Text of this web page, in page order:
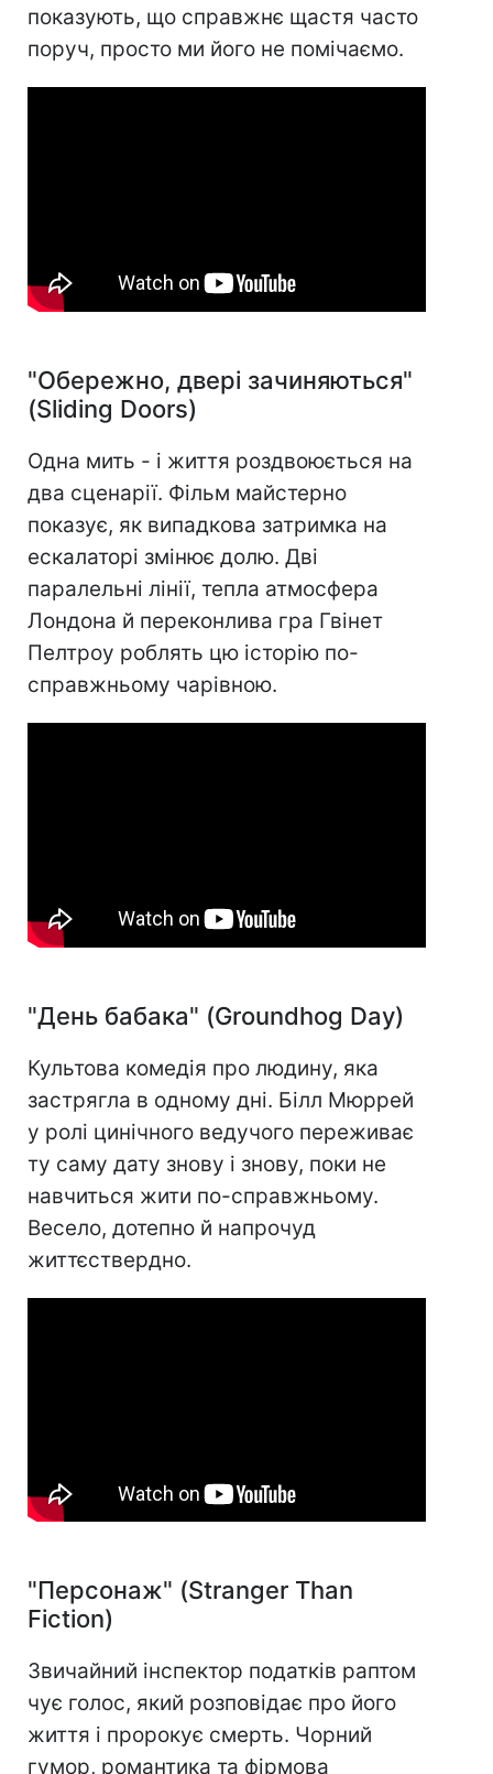
показують, що справжнє щастя часто
поруч, просто ми його не помічаємо.
"Обережно, двері зачиняються"
(Sliding Doors)
Одна мить - і життя роздвоюється на
два сценарії. Фільм майстерно
показує, як випадкова затримка на
ескалаторі змінює долю. Дві
паралельні лінії, тепла атмосфера
Лондона й переконлива гра Гвінет
Пелтроу роблять цю історію по-
справжньому чарівною.
"День бабака" (Groundhog Day)
Культова комедія про людину, яка
застрягла в одному дні. Білл Мюррей
у ролі цинічного ведучого переживає
ту саму дату знову і знову, поки не
навчиться жити по-справжньому.
Весело, дотепно й напрочуд
життєствердно.
"Персонаж" (Stranger Than
Fiction)
Звичайний інспектор податків раптом
чує голос, який розповідає про його
життя і пророкує смерть. Чорний
гумор, романтика та фірмова